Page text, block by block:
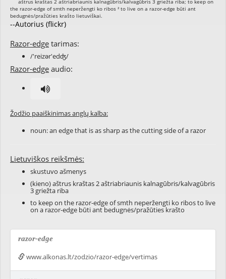
--Autorius (flickr)
Razor-edge tarimas:
/'reizər'edʤ/
Razor-edge audio:
Žodžio paaiškinimas anglų kalba:
noun: an edge that is as sharp as the cutting side of a razor
Lietuviškos reikšmės:
skustuvo ašmenys
(kieno) aštrus kraštas 2 aštriabriaunis kalnagūbris/kalvagūbris
3 griežta riba
to keep on the razor-edge of smth neperžengti ko ribos to live
on a razor-edge būti ant bedugnės/pražūties krašto
razor-edge
www.alkonas.lt/zodzio/razor-edge/vertimas